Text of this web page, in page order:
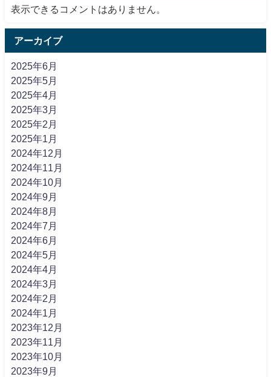
表示できるコメントはありません。
アーカイブ
2025年6月
2025年5月
2025年4月
2025年3月
2025年2月
2025年1月
2024年12月
2024年11月
2024年10月
2024年9月
2024年8月
2024年7月
2024年6月
2024年5月
2024年4月
2024年3月
2024年2月
2024年1月
2023年12月
2023年11月
2023年10月
2023年9月